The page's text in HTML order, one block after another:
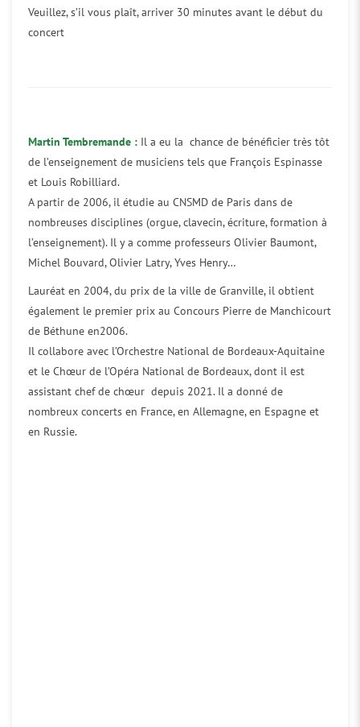
Veuillez, s’il vous plaît, arriver 30 minutes avant le début du
concert
Martin Tembremande : Il a eu la chance de bénéficier très tôt
de l’enseignement de musiciens tels que François Espinasse
et Louis Robilliard.
A partir de 2006, il étudie au CNSMD de Paris dans de
nombreuses disciplines (orgue, clavecin, écriture, formation à
l’enseignement). Il y a comme professeurs Olivier Baumont,
Michel Bouvard, Olivier Latry, Yves Henry…
Lauréat en 2004, du prix de la ville de Granville, il obtient
également le premier prix au Concours Pierre de Manchicourt
de Béthune en2006.
Il collabore avec l’Orchestre National de Bordeaux-Aquitaine
et le Chœur de l’Opéra National de Bordeaux, dont il est
assistant chef de chœur depuis 2021. Il a donné de
nombreux concerts en France, en Allemagne, en Espagne et
en Russie.